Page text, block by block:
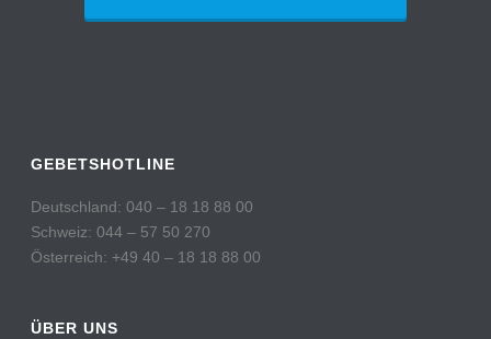
GEBETSHOTLINE
Deutschland: 040 – 18 18 88 00
Schweiz: 044 – 57 50 270
Österreich: +49 40 – 18 18 88 00
ÜBER UNS